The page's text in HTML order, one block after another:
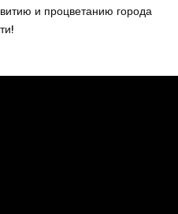
и процветанию города